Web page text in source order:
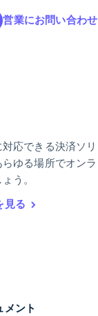
営業にお問い合わせ
応できる決済ソ
ゆる場所でオン
う。
見る
ント